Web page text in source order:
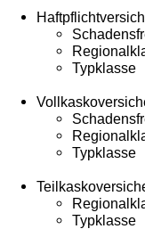
Typklasse
Typklasse
Typklasse